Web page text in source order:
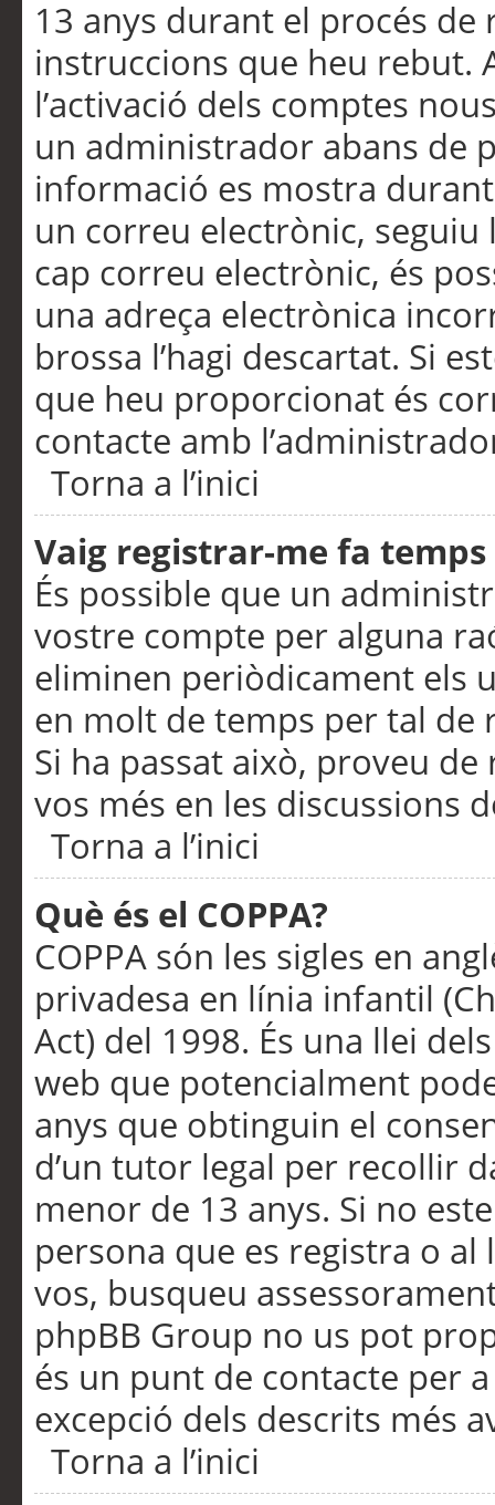
13 anys durant el procés de
instruccions que heu rebut.
l’activació dels comptes
un administrador abans de
informació es mostra
un correu electrònic,
cap correu electrònic, és
una adreça electrònica
brossa l’hagi descartat. Si
que heu proporcionat és
contacte amb
Torna a l’inici
Vaig registrar-me fa
És possible que un
vostre compte per alguna
eliminen periòdicament els
en molt de temps per tal de
Si ha passat això, proveu
vos més en les discussions
Torna a l’inici
Què és el COPPA?
COPPA són les sigles en
privadesa en línia infantil
Act) del 1998. És una llei
web que potencialment
anys que obtinguin el
d’un tutor legal per recollir
menor de 13 anys. Si no
persona que es registra o
vos, busqueu
phpBB Group no us pot
és un punt de contacte per
excepció dels descrits més
Torna a l’inici